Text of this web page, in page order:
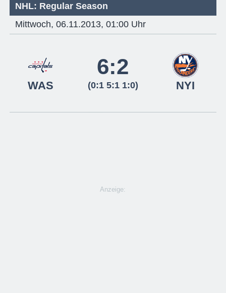
NHL: Regular Season
Mittwoch, 06.11.2013, 01:00 Uhr
WAS
6:2
(0:1 5:1 1:0) NYI
Anzeige: